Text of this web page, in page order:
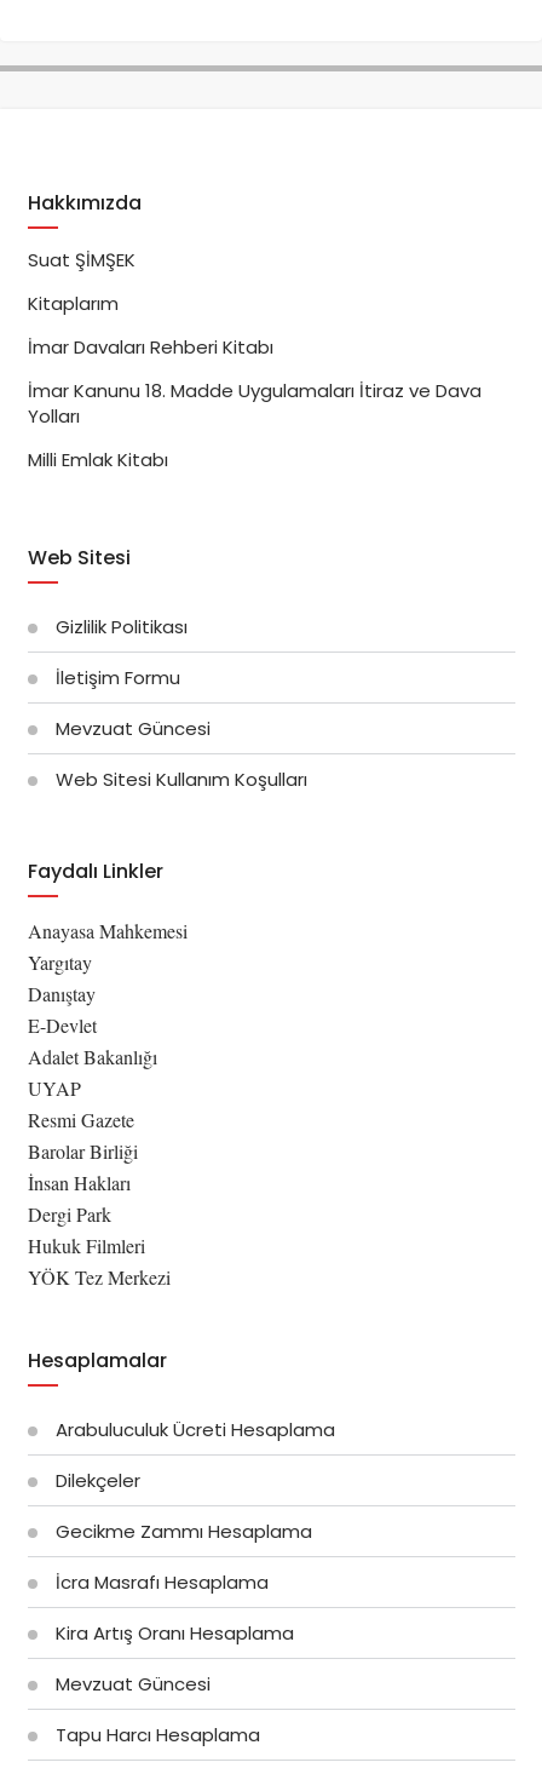
Hakkımızda
Suat ŞİMŞEK
Kitaplarım
İmar Davaları Rehberi Kitabı
İmar Kanunu 18. Madde Uygulamaları İtiraz ve Dava
Yolları
Milli Emlak Kitabı
Web Sitesi
Gizlilik Politikası
İletişim Formu
Mevzuat Güncesi
Web Sitesi Kullanım Koşulları
Faydalı Linkler
Anayasa Mahkemesi
Yargıtay
Danıştay
E-Devlet
Adalet Bakanlığı
UYAP
Resmi Gazete
Barolar Birliği
İnsan Hakları
Dergi Park
Hukuk Filmleri
YÖK Tez Merkezi
Hesaplamalar
Arabuluculuk Ücreti Hesaplama
Dilekçeler
Gecikme Zammı Hesaplama
İcra Masrafı Hesaplama
Kira Artış Oranı Hesaplama
Mevzuat Güncesi
Tapu Harcı Hesaplama